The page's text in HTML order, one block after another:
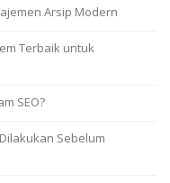
Arsip Modern
Terbaik untuk
SEO?
Sebelum